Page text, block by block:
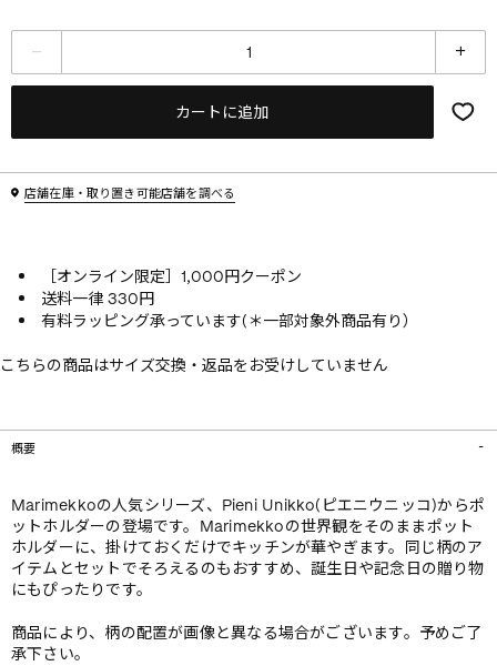
カートに追加
店舗在庫・取り置き可能店舗を調べる
［オンライン限定］1,000円クーポン
送料一律 330円
有料ラッピング承っています(＊一部対象外商品有り）
こちらの商品はサイズ交換・返品をお受けしていません
概要
Marimekkoの人気シリーズ、Pieni Unikko(ピエニウニッコ)からポ
ットホルダーの登場です。Marimekkoの世界観をそのままポット
ホルダーに、掛けておくだけでキッチンが華やぎます。同じ柄のア
イテムとセットでそろえるのもおすすめ、誕生日や記念日の贈り物
にもぴったりです。
商品により、柄の配置が画像と異なる場合がございます。予めご了
承下さい。